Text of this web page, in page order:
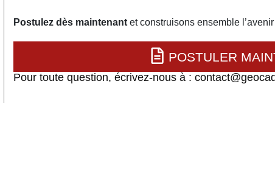
Postulez dès maintenantet construisons ensemble l’avenir
POSTULER
Pour toute question, écrivez-nous à :